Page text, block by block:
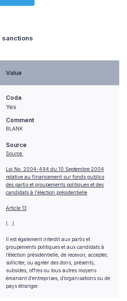
sanctions
Value
Code
Yes
Comment
BLANK
Source
Source:
Loi No. 2004-494 du 10 Septembre 2004
relative au financement sur fonds publics
des partis et groupements politiques et des
candidats à l'élection présidentielle
Article 13
(…)
Il est également interdit aux partis et
groupements politiques et aux candidats à
l’élection présidentielle, de recevoir, accepter,
solliciter, ou agréer des dons, présents,
subsides, offres ou tous autres moyens
émanant d’entreprises, d’organisations ou de
pays étranger.